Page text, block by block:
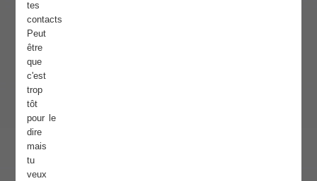
tes
contacts
Peut
être
que
c'est
trop
tôt
pour le
dire
mais
tu
veux